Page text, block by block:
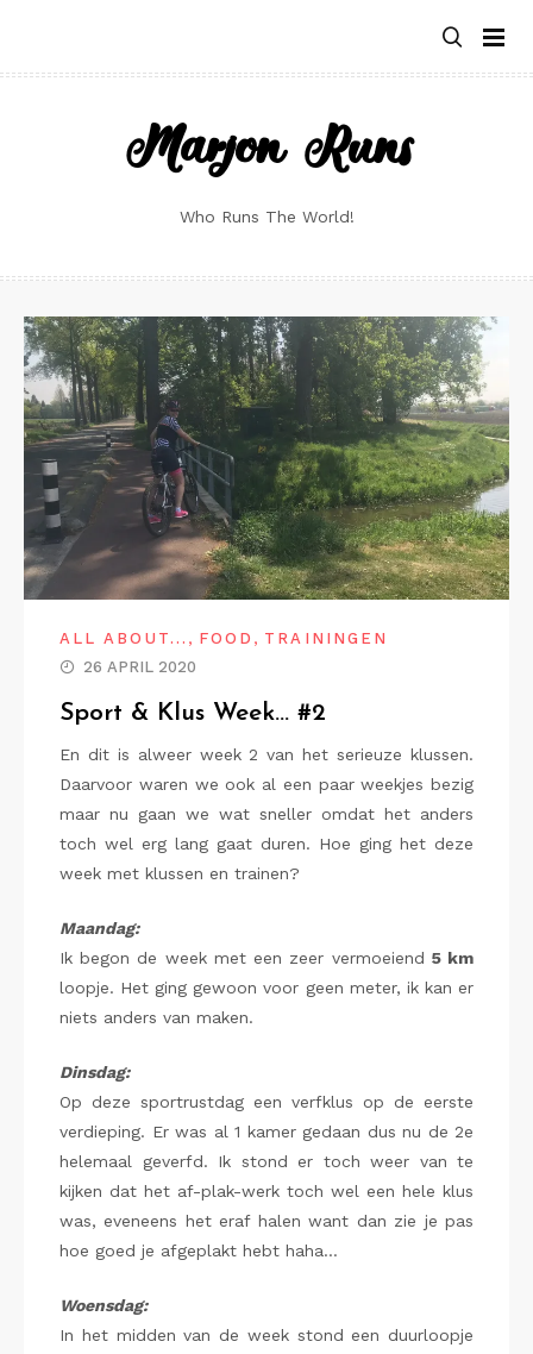
content
Marjon Runs
Who Runs The World!
ALL ABOUT... , FOOD , TRAININGEN
26 APRIL 2020
Sport & Klus Week… #2
En dit is alweer week 2 van het serieuze klussen.
Daarvoor waren we ook al een paar weekjes bezig
maar nu gaan we wat sneller omdat het anders
toch wel erg lang gaat duren. Hoe ging het deze
week met klussen en trainen?
Maandag:
Ik begon de week met een zeer vermoeiend 5 km
loopje. Het ging gewoon voor geen meter, ik kan er
niets anders van maken.
Dinsdag:
Op deze sportrustdag een verfklus op de eerste
verdieping. Er was al 1 kamer gedaan dus nu de 2e
helemaal geverfd. Ik stond er toch weer van te
kijken dat het af-plak-werk toch wel een hele klus
was, eveneens het eraf halen want dan zie je pas
hoe goed je afgeplakt hebt haha…
Woensdag:
In het midden van de week stond een duurloopje